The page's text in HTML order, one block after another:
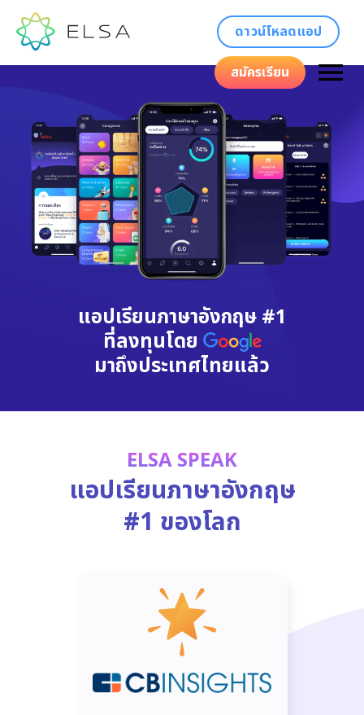
ดาวน์โหลดแอป
สมัครเรียน
แอปเรียนภาษาอังกฤษ #1
ที่ลงทุนโดย
มาถึงประเทศไทยแล้ว
ELSA SPEAK
แอปเรียนภาษาอังกฤษ
#1 ของโลก